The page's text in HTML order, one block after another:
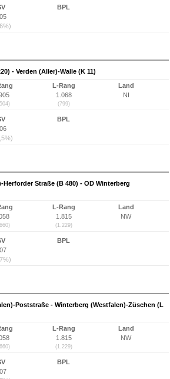
BPL
- Verden (Aller)-Walle (K 11)
L-Rang
1.068
(799)
Land
NI
BPL
Straße (B 480) - OD Winterberg
L-Rang
1.815
(1.229)
Land
NW
BPL
Poststraße - Winterberg (Westfalen)-Züschen (L
L-Rang
1.815
(1.229)
Land
NW
BPL